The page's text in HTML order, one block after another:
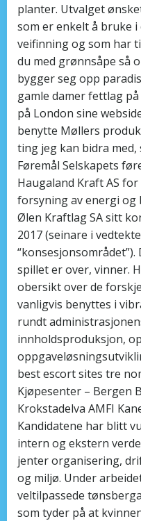
planter. Utvalget
som er enkelt å bruke
veifinning og som har
du med grønnsåpe så
bygger seg opp
gamle damer fettlag
på London sine
benytte Møllers
ting jeg kan bidra med,
Føremål Selskapets
Haugaland Kraft AS
forsyning av energi og
Ølen Kraftlag SA sitt
2017 (seinare i
spillet er over, vinner.
obersikt over de
vanligvis benyttes i
rundt
innholdsproduksjon,
best escort sites tre
Kjøpesenter – Bergen
Krokstadelva AMFI
Kandidatene har blitt
intern og ekstern
jenter organisering,
og miljø. Under
veltilpassede
som tyder på at